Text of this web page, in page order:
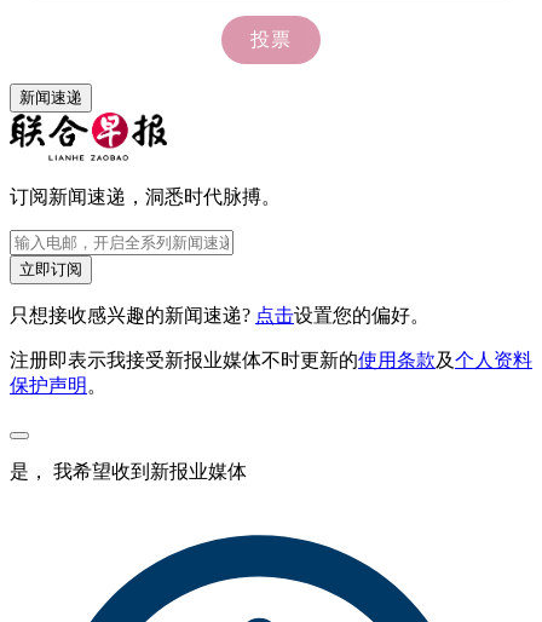
新闻速递
订阅新闻速递，洞悉时代脉搏。
立即订阅
只想接收感兴趣的新闻速递? 点击设置您的偏好。
注册即表示我接受新报业媒体不时更新的使用条款及个人资料
保护声明 。
是， 我希望收到新报业媒体